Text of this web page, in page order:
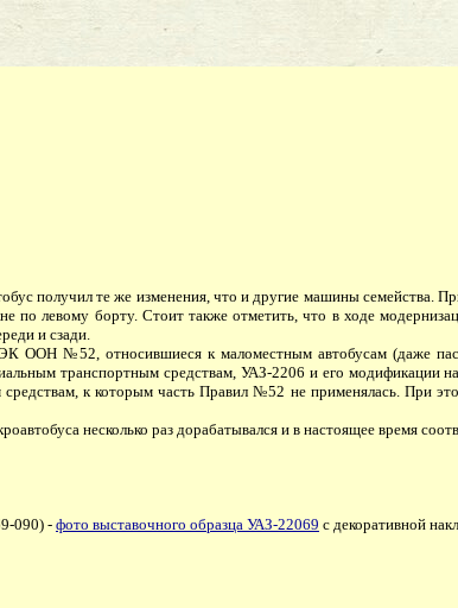
получил те же изменения, что и другие машины семейства.
по левому борту. Стоит также отметить, что в ходе
и сзади.
ООН №52, относившиеся к маломестным автобусам (даже
транспортным средствам, УАЗ-2206 и его модификации
к которым часть Правил №52 не применялась. При
несколько раз дорабатывался и в настоящее время
090) - фото выставочного образца УАЗ-22069 с декоративной